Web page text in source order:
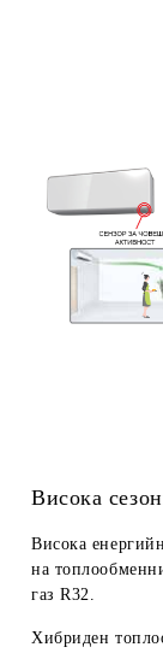
Висока
Висока
на
газ R32.
Хибриден